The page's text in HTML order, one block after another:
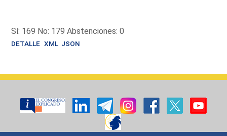
Sí: 169 No: 179 Abstenciones: 0
DETALLE XML JSON